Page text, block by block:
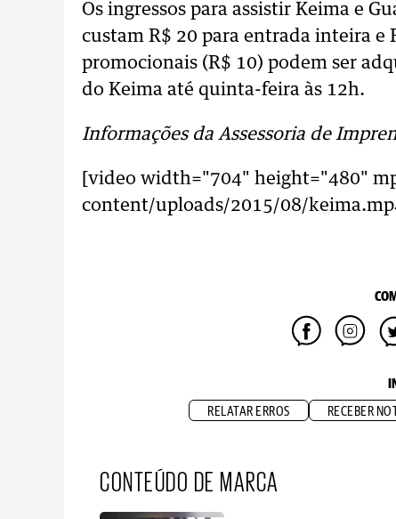
Os ingressos para assistir Keima e
custam R$ 20 para entrada inteira e
promocionais (R$ 10) podem ser
do Keima até quinta-feira às 12h.
Informações da Assessoria de
[video width="704" height="480"
content/uploads/2015/08/
RELATAR ERROS RECEBER
CONTEÚDO DE MARCA